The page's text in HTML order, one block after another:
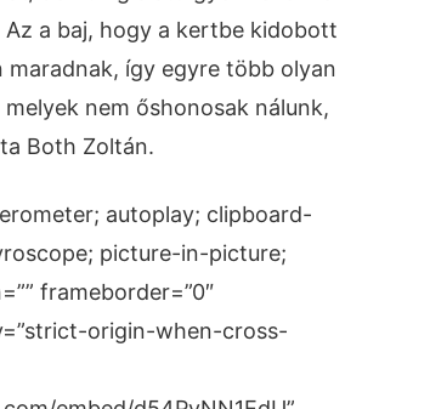
Az a baj, hogy a kertbe kidobott
így egyre több olyan
nem őshonosak nálunk,
Both Zoltán.
autoplay; clipboard-
picture-in-picture;
frameborder=”0″
origin-when-cross-